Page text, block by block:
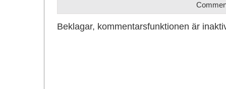
Beklagar, kommentarsfunktionen är